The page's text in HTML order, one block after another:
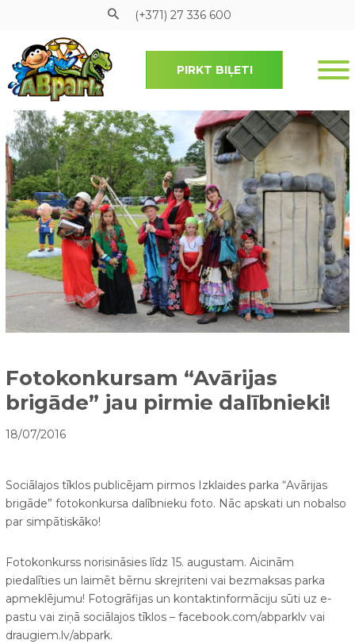
Pāriet uz galveno saturu
(+371) 27 336 600
PIRKT BIĻETI
Fotokonkursam “Avārijas
brigāde” jau pirmie dalībnieki!
18/07/2016
Sociālajos tīklos publicējam pirmos Izklaides parka “Avārijas
brigāde” fotokonkursa dalībnieku foto. Nāc apskati un nobalso
par simpātiskāko!
Fotokonkurss norisināsies līdz 15. augustam. Aicinām
piedalīties un laimēt bērnu skrejriteni vai bezmaksas parka
apmeklējumu! Fotogrāfijas un kontaktinformāciju sūti uz e-
pastu vai ziņā sociālajos tīklos – facebook.com/abparklv vai
draugiem.lv/abpark.